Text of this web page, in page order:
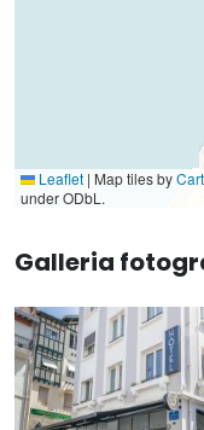
Leaflet | Map tiles by
under ODbL.
Galleria